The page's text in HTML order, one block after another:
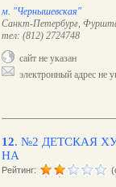
м. "Чернышевская"
Санкт-Петербург,
тел: (812) 2724748
сайт не указан
электронный адрес не
12. №2 ДЕТСКАЯ
НА
Рейтинг: